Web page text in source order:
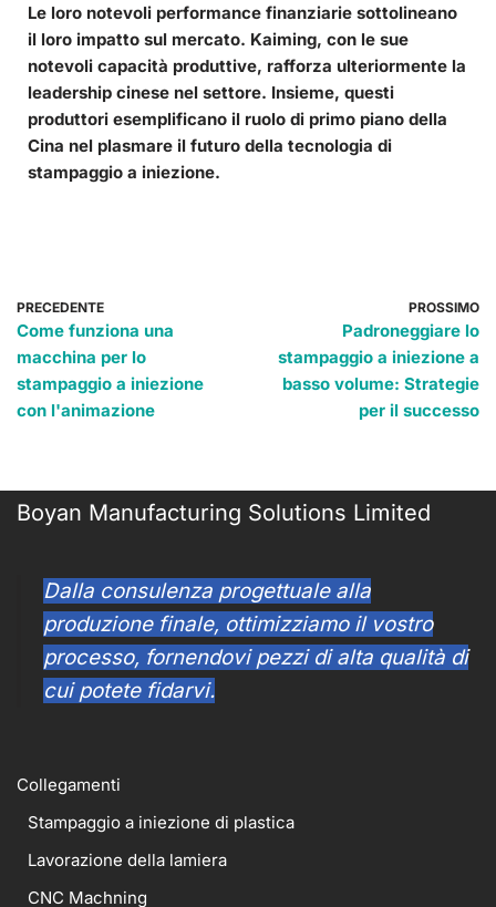
Le loro notevoli performance finanziarie sottolineano
il loro impatto sul mercato. Kaiming, con le sue
notevoli capacità produttive, rafforza ulteriormente la
leadership cinese nel settore. Insieme, questi
produttori esemplificano il ruolo di primo piano della
Cina nel plasmare il futuro della tecnologia di
stampaggio a iniezione.
PRECEDENTE
Come funziona una
macchina per lo
stampaggio a iniezione
con l'animazione
PROSSIMO
Padroneggiare lo
stampaggio a iniezione a
basso volume: Strategie
per il successo
Boyan Manufacturing Solutions Limited
Dalla consulenza progettuale alla
produzione finale, ottimizziamo il vostro
processo, fornendovi pezzi di alta qualità di
cui potete fidarvi.
Collegamenti
Stampaggio a iniezione di plastica
Lavorazione della lamiera
CNC Machning